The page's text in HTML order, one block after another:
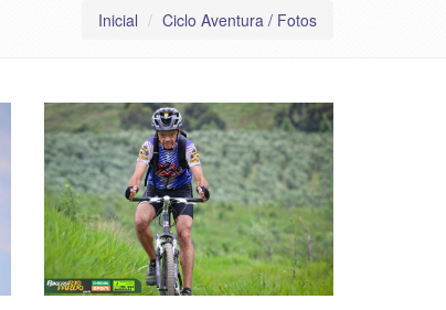
Inicial Ciclo Aventura / Fotos